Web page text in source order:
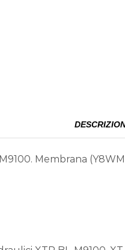
Membrana